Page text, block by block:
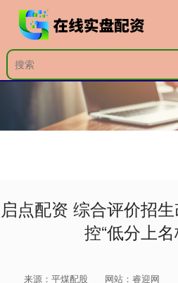
启点配资 综合评价招
控“低分上
来源：平煤配股 网站：睿迎网